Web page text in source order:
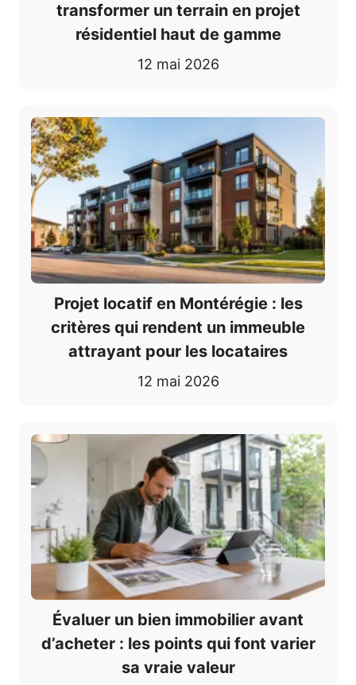
transformer un terrain en projet
résidentiel haut de gamme
12 mai 2026
Projet locatif en Montérégie : les
critères qui rendent un immeuble
attrayant pour les locataires
12 mai 2026
Évaluer un bien immobilier avant
d’acheter : les points qui font varier
sa vraie valeur